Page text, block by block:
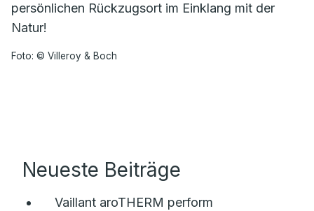
persönlichen Rückzugsort im Einklang mit der
Natur!
Foto: © Villeroy & Boch
Neueste Beiträge
Vaillant aroTHERM perform